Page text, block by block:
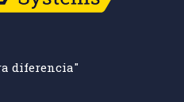
diferencia"